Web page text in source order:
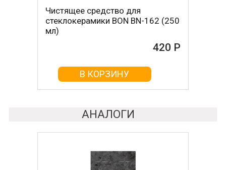
Чистящее средство для
стеклокерамики BON BN-162 (250
мл)
420 Р
В КОРЗИНУ
Скребок для ухода за
стеклокерамикой BON BN-603
В КОРЗИНУ
АНАЛОГИ